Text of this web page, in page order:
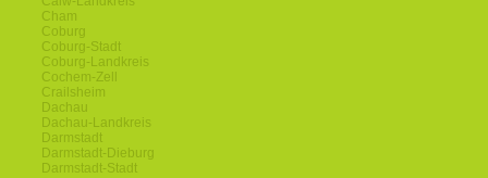
Cham
Coburg
Coburg-Stadt
Coburg-Landkreis
Cochem-Zell
Crailsheim
Dachau
Dachau-Landkreis
Darmstadt
Darmstadt-Dieburg
Darmstadt-Stadt